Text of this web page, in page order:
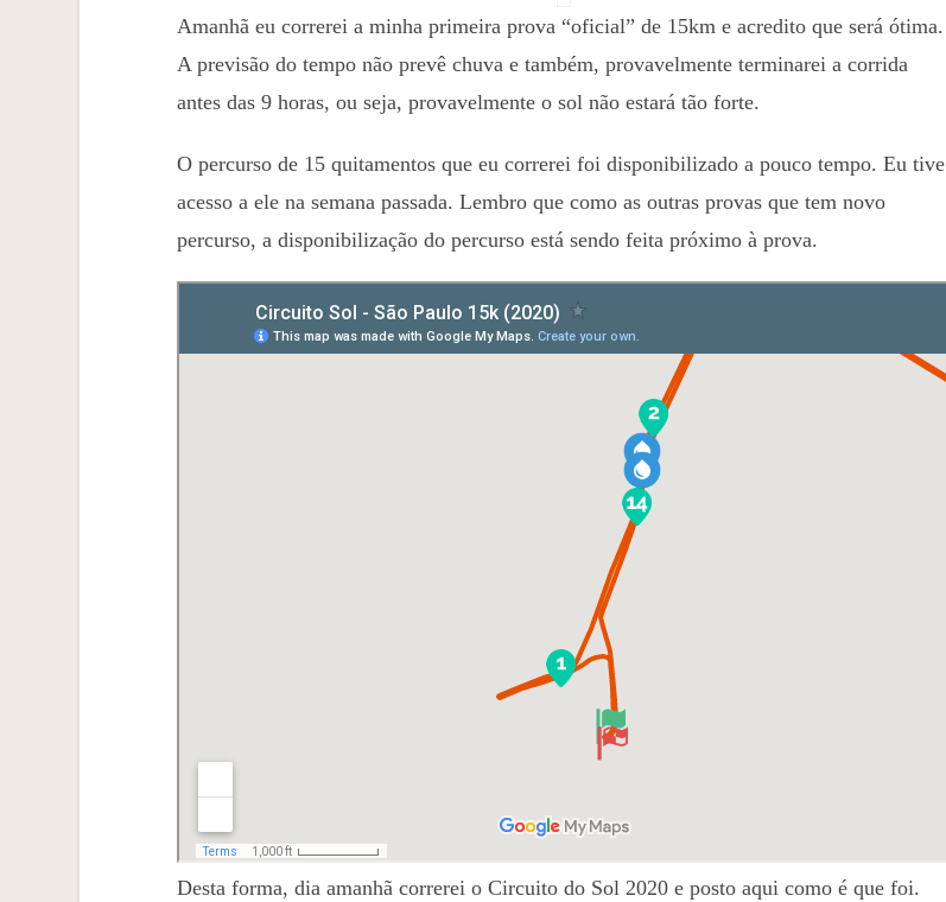
Amanhã eu correrei a minha primeira prova “oficial” de 15km e acredito que será ótima.
A previsão do tempo não prevê chuva e também, provavelmente terminarei a corrida
antes das 9 horas, ou seja, provavelmente o sol não estará tão forte.
O percurso de 15 quitamentos que eu correrei foi disponibilizado a pouco tempo. Eu tive
acesso a ele na semana passada. Lembro que como as outras provas que tem novo
percurso, a disponibilização do percurso está sendo feita próximo à prova.
Desta forma, dia amanhã correrei o Circuito do Sol 2020 e posto aqui como é que foi.